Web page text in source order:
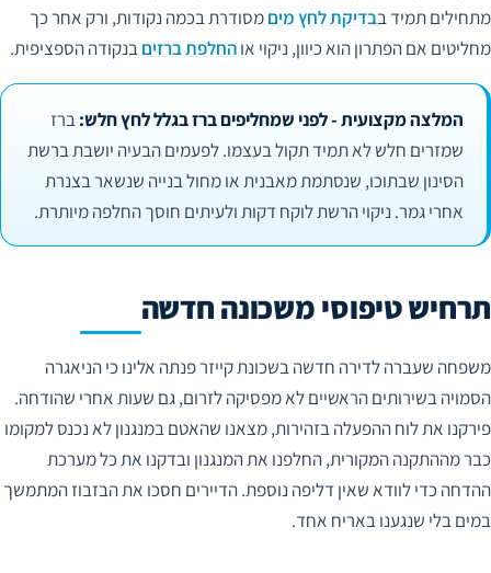
מתחילים תמיד בבדיקת לחץ מיםמסודרת בכמה נקודות, ורק אחר כך
מחליטים אם הפתרון הוא כיוון, ניקוי אוהחלפת ברזיםבנקודה הספציפית.
המלצה מקצועית - לפני שמחליפים ברז בגלל לחץ חלש:ברז
שמזרים חלש לא תמיד תקול בעצמו. לפעמים הבעיה יושבת ברשת
הסינון שבתוכו, שנסתמת מאבנית או מחול בנייה שנשאר בצנרת
אחרי גמר. ניקוי הרשת לוקח דקות ולעיתים חוסך החלפה מיותרת.
תרחיש טיפוסי משכונה חדשה
משפחה שעברה לדירה חדשה בשכונת קייזר פנתה אלינו כי הניאגרה
הסמויה בשירותים הראשיים לא מפסיקה לזרום, גם שעות אחרי שהודחה.
פירקנו את לוח ההפעלה בזהירות, מצאנו שהאטם במנגנון לא נכנס למקומו
כבר מההתקנה המקורית, החלפנו את המנגנון ובדקנו את כל מערכת
ההדחה כדי לוודא שאין דליפה נוספת. הדיירים חסכו את הבזבוז המתמשך
במים בלי שנגענו באריח אחד.